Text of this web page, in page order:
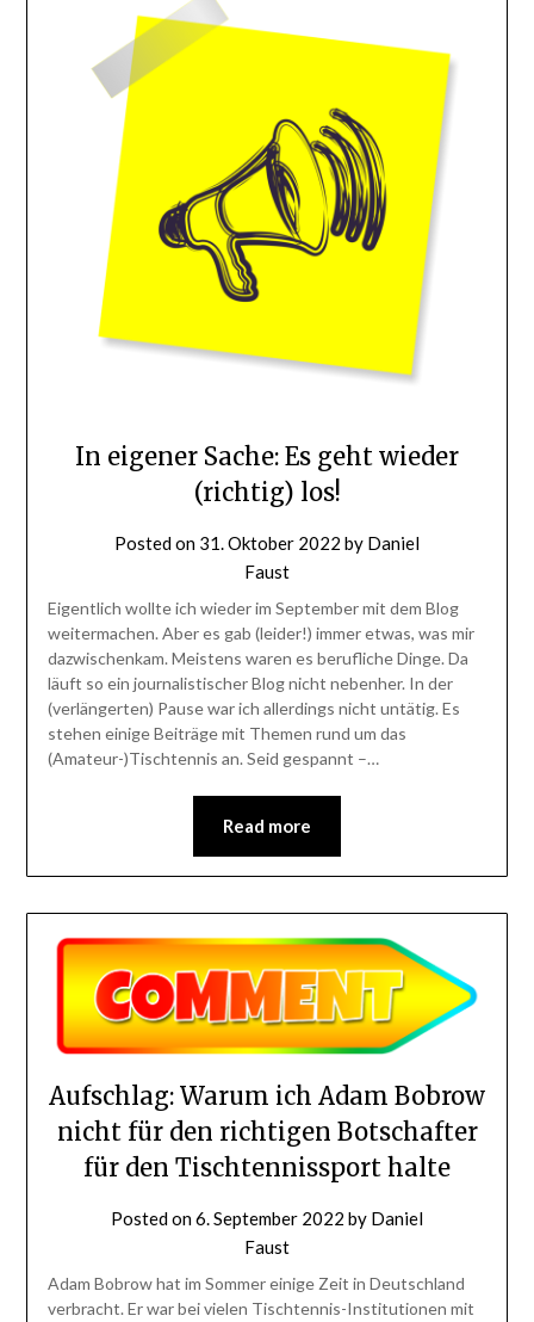
In eigener Sache: Es geht wieder
(richtig) los!
Posted on 31. Oktober 2022 by Daniel
Faust
Eigentlich wollte ich wieder im September mit dem Blog
weitermachen. Aber es gab (leider!) immer etwas, was mir
dazwischenkam. Meistens waren es berufliche Dinge. Da
läuft so ein journalistischer Blog nicht nebenher. In der
(verlängerten) Pause war ich allerdings nicht untätig. Es
stehen einige Beiträge mit Themen rund um das
(Amateur-)Tischtennis an. Seid gespannt –…
Read more
Aufschlag: Warum ich Adam Bobrow
nicht für den richtigen Botschafter
für den Tischtennissport halte
Posted on6. September 2022 by Daniel
Faust
Adam Bobrow hat im Sommer einige Zeit in Deutschland
verbracht. Er war bei vielen Tischtennis-Institutionen mit